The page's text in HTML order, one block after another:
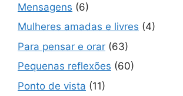
Mensagens (6)
Mulheres amadas e livres (4)
Para pensar e orar (63)
Pequenas reflexões (60)
Ponto de vista (11)